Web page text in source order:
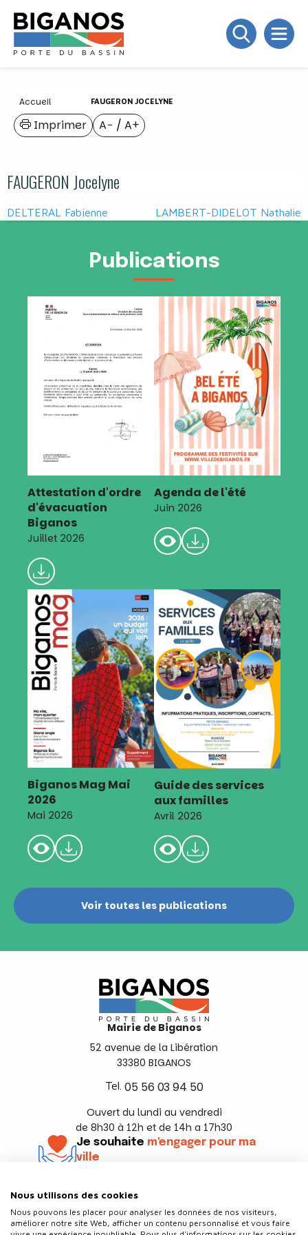
Accueil FAUGERON JOCELYNE
A− / A+
Imprimer
FAUGERON Jocelyne
Navigation
DELTERAL Fabienne LAMBERT-DIDELOT Nathalie
Publications
Attestation d'ordre
d'évacuation
Biganos
Juillet 2026
Agenda de l'été
Juin 2026
Biganos Mag Mai
2026
Mai 2026
Guide des services
aux familles
Avril 2026
Voir toutes les publications
Mairie de Biganos
52 avenue de la Libération
33380 BIGANOS
Tel. 05 56 03 94 50
Ouvert du lundi au vendredi
de 8h30 à 12h et de 14h a 17h30
Je souhaite m'engager pour ma
ville
Nous utilisons des cookies
Nous pouvons les placer pour analyser les données de nos visiteurs,
améliorer notre site Web, afficher un contenu personnalisé et vous faire